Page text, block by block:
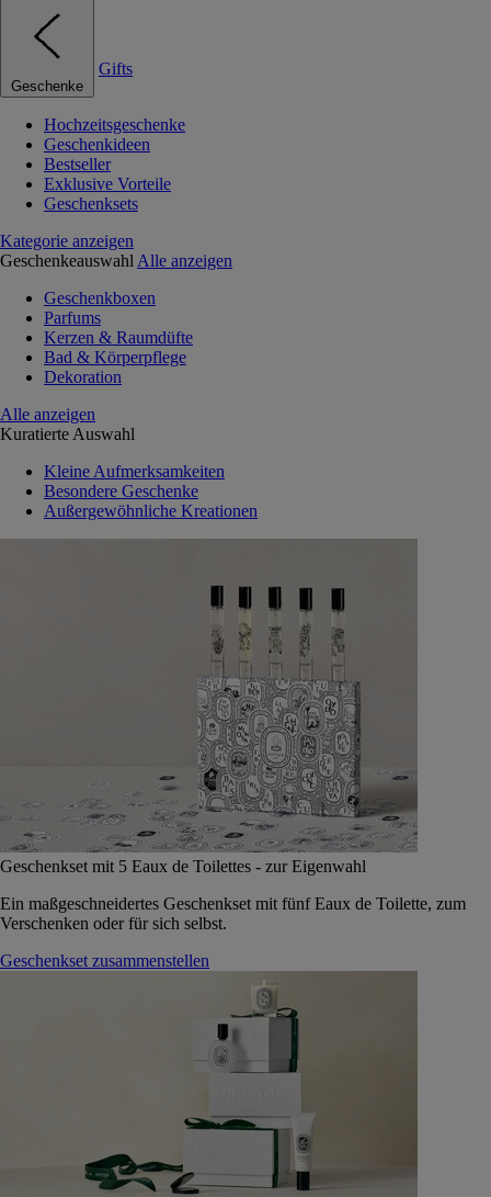
Geschenke
Gifts
Hochzeitsgeschenke
Geschenkideen
Bestseller
Exklusive Vorteile
Geschenksets
Kategorie anzeigen
Geschenkeauswahl Alle anzeigen
Geschenkboxen
Parfums
Kerzen & Raumdüfte
Bad & Körperpflege
Dekoration
Alle anzeigen
Kuratierte Auswahl
Kleine Aufmerksamkeiten
Besondere Geschenke
Außergewöhnliche Kreationen
Geschenkset mit 5 Eaux de Toilettes - zur Eigenwahl
Ein maßgeschneidertes Geschenkset mit fünf Eaux de Toilette, zum
Verschenken oder für sich selbst.
Geschenkset zusammenstellen